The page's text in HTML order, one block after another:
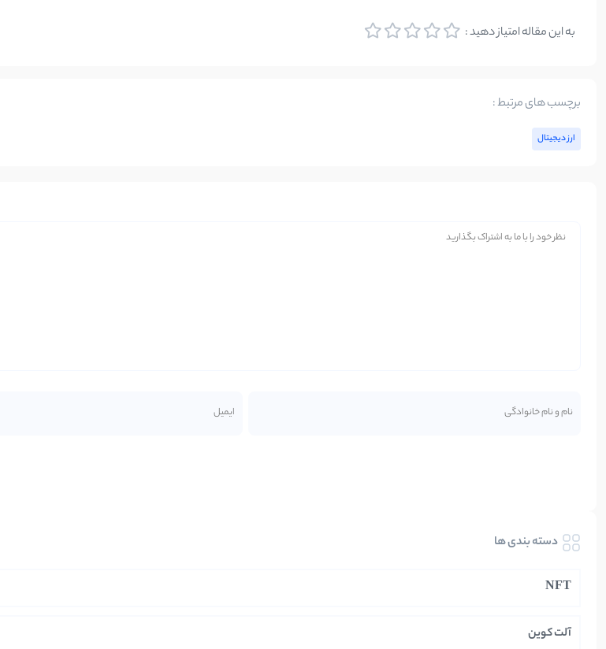
به این مقاله امتیاز دهید :
برچسب های مرتبط :
ارز دیجیتال
دسته بندی ها
NFT
آلت کوین